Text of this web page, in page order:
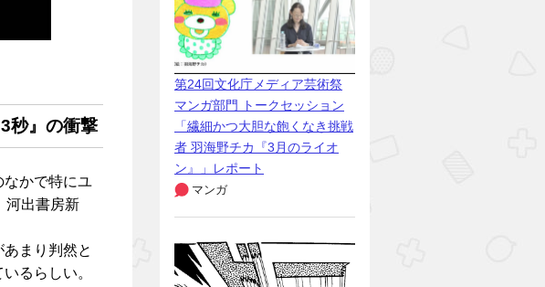
秒』の衝撃
なかで特にユ
河出書房新
まり判然と
るらしい。
第24回文化庁メディア芸術祭
マンガ部門 トークセッション
「繊細かつ大胆な飽くなき挑戦
者 羽海野チカ『3月のライオ
ン』」レポート
マンガ